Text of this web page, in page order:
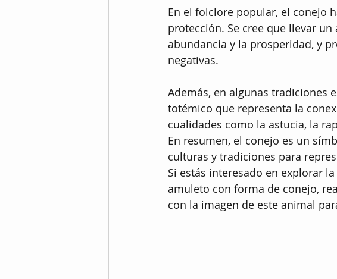
En el folclore popular, el conejo
protección. Se cree que llevar
abundancia y la prosperidad, y
negativas.
Además, en algunas tradiciones
totémico que representa la
cualidades como la astucia, la
En resumen, el conejo es un
culturas y tradiciones para
Si estás interesado en explorar
amuleto con forma de conejo,
con la imagen de este animal